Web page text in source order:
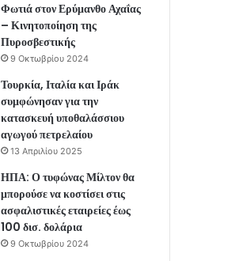
Φωτιά στον Ερύμανθο Αχαΐας
– Κινητοποίηση της
Πυροσβεστικής
9 Οκτωβρίου 2024
Τουρκία, Ιταλία και Ιράκ
συμφώνησαν για την
κατασκευή υποθαλάσσιου
αγωγού πετρελαίου
13 Απριλίου 2025
ΗΠΑ: Ο τυφώνας Μίλτον θα
μπορούσε να κοστίσει στις
ασφαλιστικές εταιρείες έως
100 δισ. δολάρια
9 Οκτωβρίου 2024